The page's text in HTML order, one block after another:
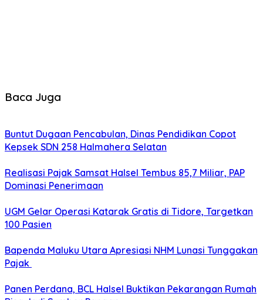
Baca Juga
Buntut Dugaan Pencabulan, Dinas Pendidikan Copot
Kepsek SDN 258 Halmahera Selatan
Realisasi Pajak Samsat Halsel Tembus 85,7 Miliar, PAP
Dominasi Penerimaan
UGM Gelar Operasi Katarak Gratis di Tidore, Targetkan
100 Pasien
Bapenda Maluku Utara Apresiasi NHM Lunasi Tunggakan
Pajak
Panen Perdana, BCL Halsel Buktikan Pekarangan Rumah